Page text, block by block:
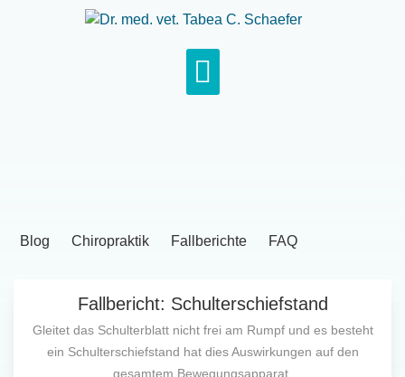
Blog Chiropraktik Fallberichte FAQ
Fallbericht: Schulterschiefstand
Gleitet das Schulterblatt nicht frei am Rumpf und es besteht
ein Schulterschiefstand hat dies Auswirkungen auf den
gesamtem Bewegungsapparat.